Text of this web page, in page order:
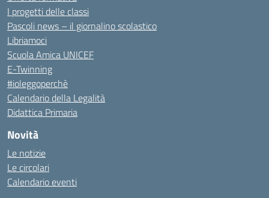
I progetti delle classi
Pascoli news – il giornalino scolastico
Libriamoci
Scuola Amica UNICEF
E-Twinning
#ioleggoperchè
Calendario della Legalità
Didattica Primaria
Novità
Le notizie
Le circolari
Calendario eventi